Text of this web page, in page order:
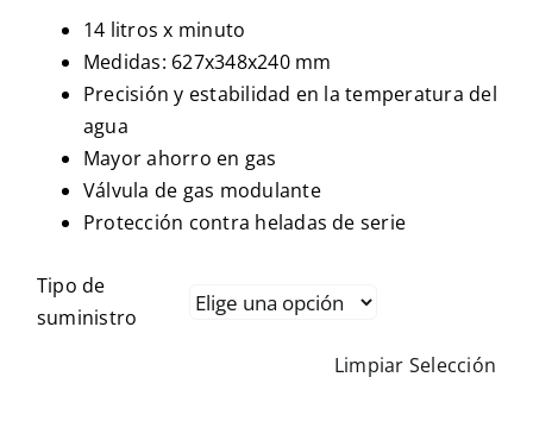
14 litros x minuto
Medidas: 627x348x240 mm
Precisión y estabilidad en la temperatura del
agua
Mayor ahorro en gas
Válvula de gas modulante
Protección contra heladas de serie
Tipo de
suministro
Limpiar Selección